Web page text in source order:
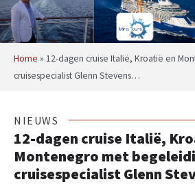
Home » 12-dagen cruise Italië, Kroatië en
cruisespecialist Glenn Stevens…
NIEUWS
12-dagen cruise Italië,
Montenegro met
cruisespecialist Glenn